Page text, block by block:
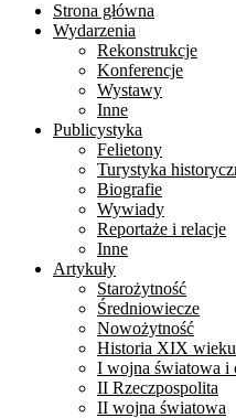
Strona główna
Wydarzenia
Rekonstrukcje
Konferencje
Wystawy
Inne
Publicystyka
Felietony
Turystyka
Biografie
Wywiady
Reportaże i relacje
Inne
Artykuły
Starożytność
Średniowiecze
Nowożytność
Historia XIX wieku
I wojna światowa i
II Rzeczpospolita
II wojna światowa